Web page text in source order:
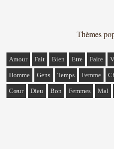
Thèmes
Amour Fait Bien Etre Faire
Homme Gens Temps Femme
Cœur Dieu Bon Femmes Mal